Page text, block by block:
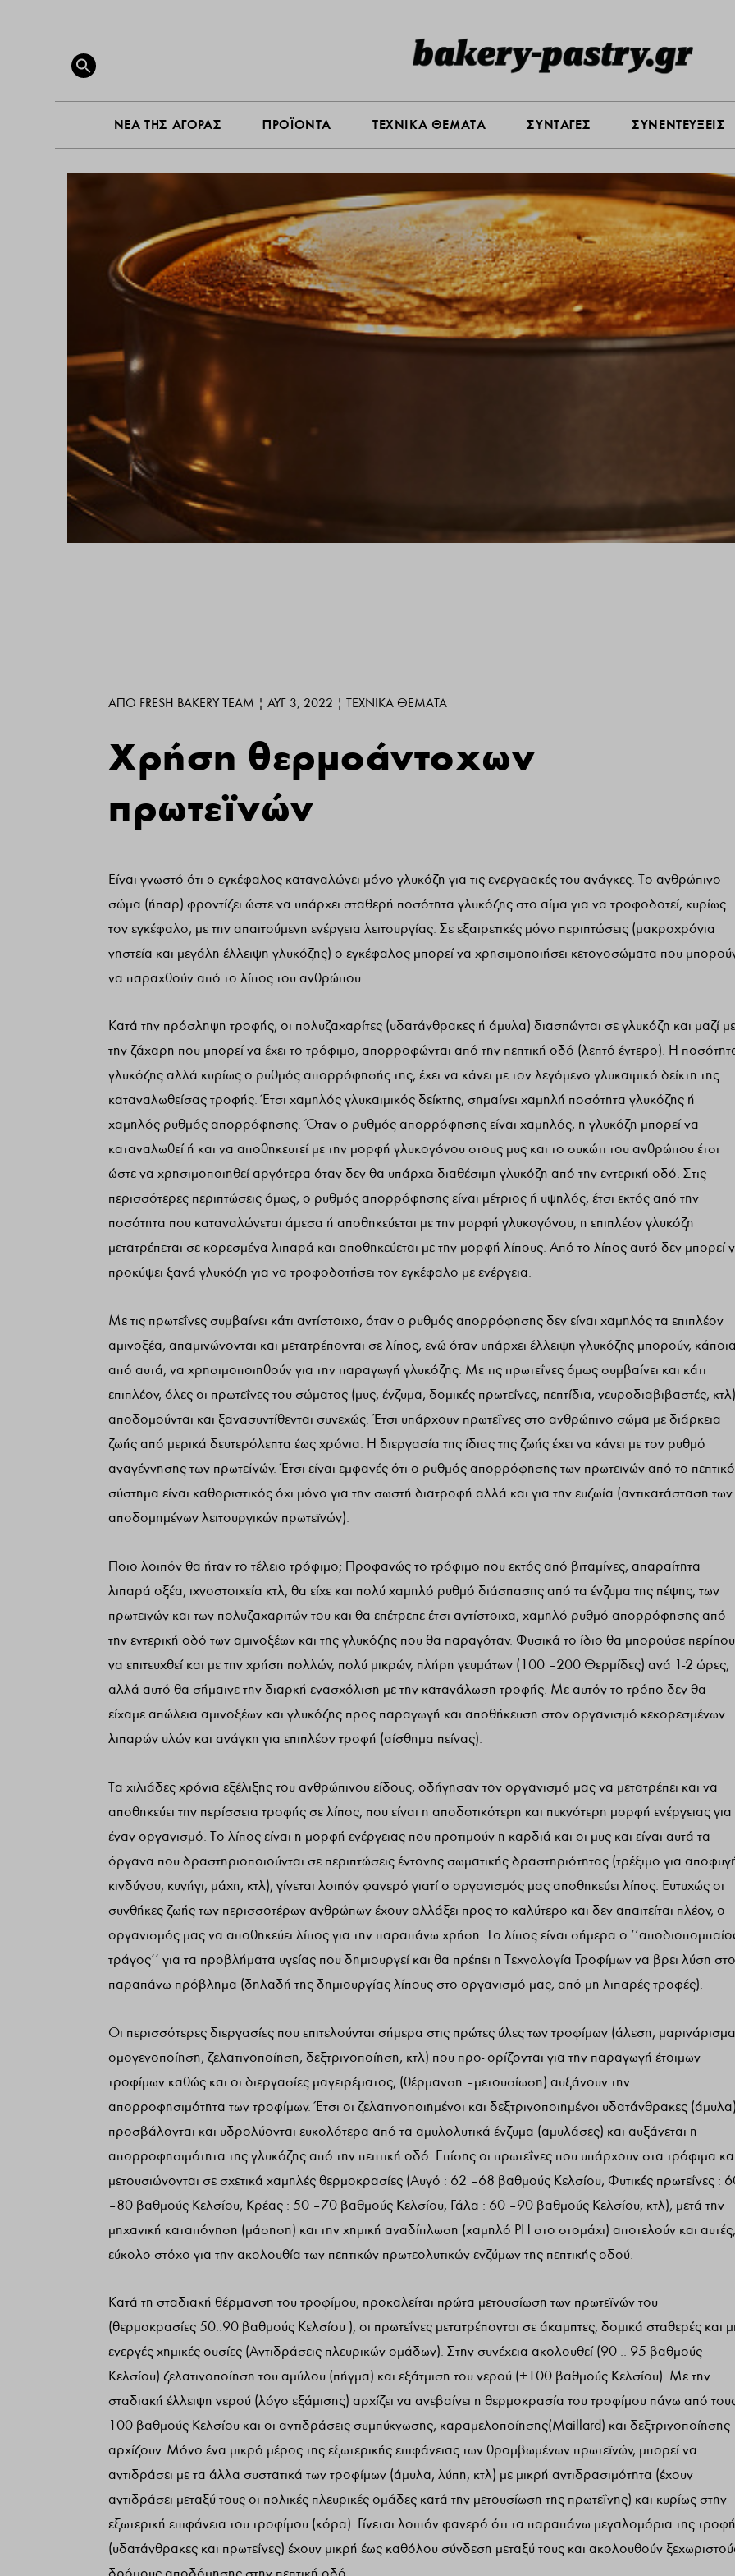
Search
for:
SEARCH BUTTON
ΝΕΑ ΤΗΣ ΑΓΟΡΑΣ ΠΡΟΪΟΝΤΑ ΤΕΧΝΙΚΑ ΘΕΜΑΤΑ ΣΥΝΤΑΓΕΣ ΣΥΝΕΝΤΕΥΞΕΙΣ
ΑΠΌ FRESH BAKERY TEAM | ΑΥΓ 3, 2022 | ΤΕΧΝΙΚΆ ΘΈΜΑΤΑ
Χρήση θερμοάντοχων
πρωτεϊνών
Είναι γνωστό ότι ο εγκέφαλος καταναλώνει μόνο γλυκόζη για τις ενεργειακές του ανάγκες. Το ανθρώπινο
σώμα (ήπαρ) φροντίζει ώστε να υπάρχει σταθερή ποσότητα γλυκόζης στο αίμα για να τροφοδοτεί, κυρίως
τον εγκέφαλο, με την απαιτούμενη ενέργεια λειτουργίας. Σε εξαιρετικές μόνο περιπτώσεις (μακροχρόνια
νηστεία και μεγάλη έλλειψη γλυκόζης) ο εγκέφαλος μπορεί να χρησιμοποιήσει κετονοσώματα που
να παραχθούν από το λίπος του ανθρώπου.
Κατά την πρόσληψη τροφής, οι πολυζαχαρίτες (υδατάνθρακες ή άμυλα) διασπώνται σε γλυκόζη και μαζί με
την ζάχαρη που μπορεί να έχει το τρόφιμο, απορροφώνται από την πεπτική οδό (λεπτό έντερο). Η
γλυκόζης αλλά κυρίως ο ρυθμός απορρόφησής της, έχει να κάνει με τον λεγόμενο γλυκαιμικό δείκτη της
καταναλωθείσας τροφής. Έτσι χαμηλός γλυκαιμικός δείκτης, σημαίνει χαμηλή ποσότητα γλυκόζης ή
χαμηλός ρυθμός απορρόφησης. Όταν ο ρυθμός απορρόφησης είναι χαμηλός, η γλυκόζη μπορεί να
καταναλωθεί ή και να αποθηκευτεί με την μορφή γλυκογόνου στους μυς και το συκώτι του ανθρώπου έτσι
ώστε να χρησιμοποιηθεί αργότερα όταν δεν θα υπάρχει διαθέσιμη γλυκόζη από την εντερική οδό. Στις
περισσότερες περιπτώσεις όμως, ο ρυθμός απορρόφησης είναι μέτριος ή υψηλός, έτσι εκτός από την
ποσότητα που καταναλώνεται άμεσα ή αποθηκεύεται με την μορφή γλυκογόνου, η επιπλέον γλυκόζη
μετατρέπεται σε κορεσμένα λιπαρά και αποθηκεύεται με την μορφή λίπους. Από το λίπος αυτό δεν μπορεί
προκύψει ξανά γλυκόζη για να τροφοδοτήσει τον εγκέφαλο με ενέργεια.
Με τις πρωτεΐνες συμβαίνει κάτι αντίστοιχο, όταν ο ρυθμός απορρόφησης δεν είναι χαμηλός τα επιπλέον
αμινοξέα, απαμινώνονται και μετατρέπονται σε λίπος, ενώ όταν υπάρχει έλλειψη γλυκόζης μπορούν, κάποια
από αυτά, να χρησιμοποιηθούν για την παραγωγή γλυκόζης. Με τις πρωτεΐνες όμως συμβαίνει και κάτι
επιπλέον, όλες οι πρωτεΐνες του σώματος (μυς, ένζυμα, δομικές πρωτεΐνες, πεπτίδια, νευροδιαβιβαστές, κτλ)
αποδομούνται και ξανασυντίθενται συνεχώς. Έτσι υπάρχουν πρωτεΐνες στο ανθρώπινο σώμα με διάρκεια
ζωής από μερικά δευτερόλεπτα έως χρόνια. Η διεργασία της ίδιας της ζωής έχει να κάνει με τον ρυθμό
αναγέννησης των πρωτεΐνών. Έτσι είναι εμφανές ότι ο ρυθμός απορρόφησης των πρωτεϊνών από το πεπτικό
σύστημα είναι καθοριστικός όχι μόνο για την σωστή διατροφή αλλά και για την ευζωία (αντικατάσταση των
αποδομημένων λειτουργικών πρωτεϊνών).
Ποιο λοιπόν θα ήταν το τέλειο τρόφιμο; Προφανώς το τρόφιμο που εκτός από βιταμίνες, απαραίτητα
λιπαρά οξέα, ιχνοστοιχεία κτλ, θα είχε και πολύ χαμηλό ρυθμό διάσπασης από τα ένζυμα της πέψης, των
πρωτεϊνών και των πολυζαχαριτών του και θα επέτρεπε έτσι αντίστοιχα, χαμηλό ρυθμό απορρόφησης από
την εντερική οδό των αμινοξέων και της γλυκόζης που θα παραγόταν. Φυσικά το ίδιο θα μπορούσε περίπου
να επιτευχθεί και με την χρήση πολλών, πολύ μικρών, πλήρη γευμάτων (100 – 200 Θερμίδες) ανά 1-2 ώρες,
αλλά αυτό θα σήμαινε την διαρκή ενασχόλιση με την κατανάλωση τροφής. Με αυτόν το τρόπο δεν θα
είχαμε απώλεια αμινοξέων και γλυκόζης προς παραγωγή και αποθήκευση στον οργανισμό κεκορεσμένων
λιπαρών υλών και ανάγκη για επιπλέον τροφή (αίσθημα πείνας).
Τα χιλιάδες χρόνια εξέλιξης του ανθρώπινου είδους, οδήγησαν τον οργανισμό μας να μετατρέπει και να
αποθηκεύει την περίσσεια τροφής σε λίπος, που είναι η αποδοτικότερη και πυκνότερη μορφή ενέργειας για
έναν οργανισμό. Το λίπος είναι η μορφή ενέργειας που προτιμούν η καρδιά και οι μυς και είναι αυτά τα
όργανα που δραστηριοποιούνται σε περιπτώσεις έντονης σωματικής δραστηριότητας (τρέξιμο για
κινδύνου, κυνήγι, μάχη, κτλ), γίνεται λοιπόν φανερό γιατί ο οργανισμός μας αποθηκεύει λίπος. Ευτυχώς οι
συνθήκες ζωής των περισσοτέρων ανθρώπων έχουν αλλάξει προς το καλύτερο και δεν απαιτείται πλέον, ο
οργανισμός μας να αποθηκεύει λίπος για την παραπάνω χρήση. Το λίπος είναι σήμερα ο
τράγος’’ για τα προβλήματα υγείας που δημιουργεί και θα πρέπει η Τεχνολογία Τροφίμων να βρει λύση στο
παραπάνω πρόβλημα (δηλαδή της δημιουργίας λίπους στο οργανισμό μας, από μη λιπαρές τροφές).
Οι περισσότερες διεργασίες που επιτελούνται σήμερα στις πρώτες ύλες των τροφίμων (άλεση,
ομογενοποίηση, ζελατινοποίηση, δεξτρινοποίηση, κτλ) που προ- ορίζονται για την παραγωγή έτοιμων
τροφίμων καθώς και οι διεργασίες μαγειρέματος, (θέρμανση – μετουσίωση) αυξάνουν την
απορροφησιμότητα των τροφίμων. Έτσι οι ζελατινοποιημένοι και δεξτρινοποιημένοι υδατάνθρακες (άμυλα)
προσβάλονται και υδρολύονται ευκολότερα από τα αμυλολυτικά ένζυμα (αμυλάσες) και αυξάνεται η
απορροφησιμότητα της γλυκόζης από την πεπτική οδό. Επίσης οι πρωτεΐνες που υπάρχουν στα τρόφιμα
μετουσιώνονται σε σχετικά χαμηλές θερμοκρασίες (Αυγό : 62 – 68 βαθμούς Κελσίου, Φυτικές πρωτεΐνες :
– 80 βαθμούς Κελσίου, Κρέας : 50 – 70 βαθμούς Κελσίου, Γάλα : 60 – 90 βαθμούς Κελσίου, κτλ), μετά την
μηχανική καταπόνηση (μάσηση) και την χημική αναδίπλωση (χαμηλό PH στο στομάχι) αποτελούν και αυτές,
εύκολο στόχο για την ακολουθία των πεπτικών πρωτεολυτικών ενζύμων της πεπτικής οδού.
Κατά τη σταδιακή θέρμανση του τροφίμου, προκαλείται πρώτα μετουσίωση των πρωτεϊνών του
(θερμοκρασίες 50..90 βαθμούς Κελσίου ), οι πρωτεΐνες μετατρέπονται σε άκαμπτες, δομικά σταθερές και
ενεργές χημικές ουσίες (Αντιδράσεις πλευρικών ομάδων). Στην συνέχεια ακολουθεί (90 .. 95 βαθμούς
Κελσίου) ζελατινοποίηση του αμύλου (πήγμα) και εξάτμιση του νερού (+100 βαθμούς Κελσίου). Με την
σταδιακή έλλειψη νερού (λόγο εξάμισης) αρχίζει να ανεβαίνει η θερμοκρασία του τροφίμου πάνω από
100 βαθμούς Κελσίου και οι αντιδράσεις συμπύκνωσης, καραμελοποίησης(Maillard) και δεξτρινοποίησης
αρχίζουν. Μόνο ένα μικρό μέρος της εξωτερικής επιφάνειας των θρομβωμένων πρωτεϊνών, μπορεί να
αντιδράσει με τα άλλα συστατικά των τροφίμων (άμυλα, λύπη, κτλ) με μικρή αντιδρασιμότητα (έχουν
αντιδράσει μεταξύ τους οι πολικές πλευρικές ομάδες κατά την μετουσίωση της πρωτεΐνης) και κυρίως στην
εξωτερική επιφάνεια του τροφίμου (κόρα). Γίνεται λοιπόν φανερό ότι τα παραπάνω μεγαλομόρια της
(υδατάνθρακες και πρωτεΐνες) έχουν μικρή έως καθόλου σύνδεση μεταξύ τους και ακολουθούν